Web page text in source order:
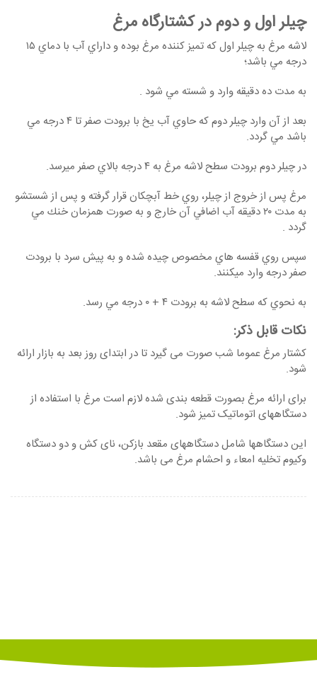
چیلر اول و دوم در کشتارگاه مرغ
لاشه مرغ به چيلر اول كه تميز كننده مرغ بوده و داراي آب با دماي ۱۵
درجه مي باشد؛
به مدت ده دقيقه وارد و شسته مي شود .
بعد از آن وارد چيلر دوم كه حاوي آب يخ با برودت صفر تا ۴ درجه مي
باشد مي گردد.
در چيلر دوم برودت سطح لاشه مرغ به ۴ درجه بالاي صفر ميرسد.
مرغ پس از خروج از چيلر، روي خط آبچكان قرار گرفته و پس از شستشو
به مدت ۲۰ دقيقه آب اضافي آن خارج و به صورت همزمان خنك مي
گردد .
سپس روي قفسه هاي مخصوص چيده شده و به پيش سرد با برودت
صفر درجه وارد میکنند.
به نحوي كه سطح لاشه به برودت ۴ + ۰ درجه مي رسد.
نکات قابل ذکر:
کشتار مرغ عموما شب صورت می گیرد تا در ابتدای روز بعد به بازار ارائه
شود.
برای ارائه مرغ بصورت قطعه بندی شده لازم است مرغ با استفاده از
دستگاههای اتوماتیک تمیز شود.
این دستگاهها شامل دستگاههای مقعد بازکن، نای کش و دو دستگاه
وکیوم تخلیه امعاء و احشام مرغ می باشد.